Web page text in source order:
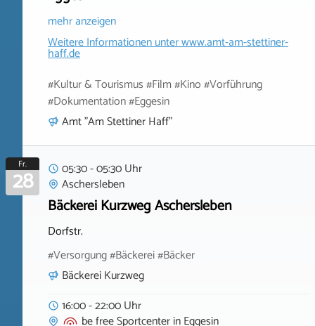
mehr anzeigen
Weitere Informationen unterwww.amt-am-stettiner-
haff.de
#Kultur & Tourismus #Film #Kino #Vorführung
#Dokumentation #Eggesin
Amt "Am Stettiner Haff"
Fr.
28
05:30 - 05:30 Uhr
Aschersleben
Bäckerei Kurzweg Aschersleben
Dorfstr.
#Versorgung #Bäckerei #Bäcker
Bäckerei Kurzweg
16:00 - 22:00 Uhr
be free SportcenterinEggesin